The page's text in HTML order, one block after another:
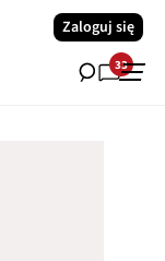
Zaloguj się
33